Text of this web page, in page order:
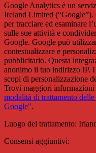
Google Analytics è un
Ireland Limited
per tracciare ed esaminare
sulle sue attività e
Google. Google può
contestualizzare e
pubblicitario. Questa
anonimo il tuo indirizzo IP.
scopi di personalizzazione
Trovi maggiori informazioni
modalità di trattamento
Google".
Luogo del trattamento:
Consensi aggiuntivi: